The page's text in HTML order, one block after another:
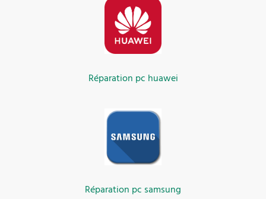
Réparation pc huawei
Réparation pc samsung